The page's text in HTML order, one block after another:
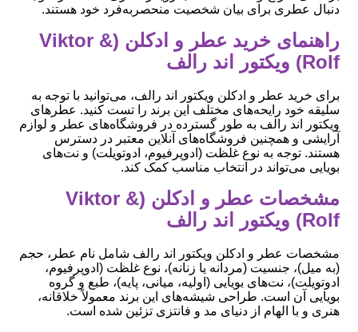
دنبال عطری برای بیان شخصیت منحصربه‌فرد خود هستند.
راهنمای خرید عطر و ادکلن (Viktor &
Rolf) ویکتور اند رالف
برای خرید عطر و ادکلن ویکتور اند رالف، می‌توانید با توجه به
سلیقه خود رایحه‌های مختلف این برند را تست کنید. عطرهای
ویکتور اند رالف به طور گسترده در فروشگاه‌های عطر و لوازم
آرایشی و همچنین فروشگاه‌های آنلاین معتبر در دسترس
هستند. توجه به نوع غلظت (ادوپرفیوم، ادوتویلت) و نت‌های
بویایی می‌تواند در انتخاب مناسب کمک کند.
مشخصات عطر و ادکلن (Viktor &
Rolf) ویکتور اند رالف
مشخصات عطر و ادکلن ویکتور اند رالف شامل نام عطر، حجم
(به میل)، جنسیت (مردانه یا زنانه)، نوع غلظت (ادوپرفیوم،
ادوتویلت)، نت‌های بویایی (اولیه، میانی، پایه)، طبع و گروه
بویایی آن است. طراحی شیشه‌های این برند معمولاً خلاقانه،
هنری و با الهام از دنیای مد و فانتزی تزئین شده است.